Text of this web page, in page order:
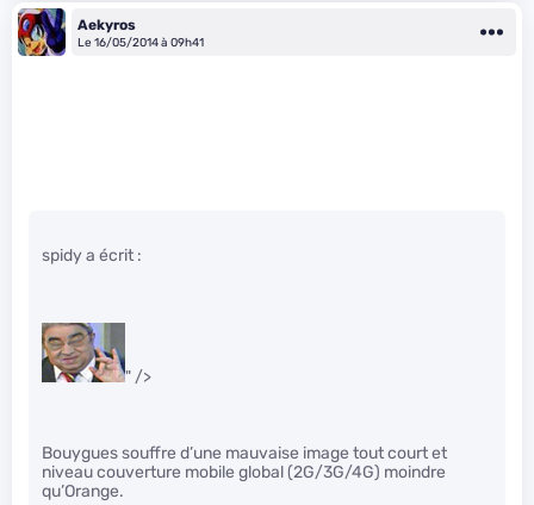
Aekyros
Le 16/05/2014 à 09h41
spidy a écrit :
" />
Bouygues souffre d’une mauvaise image tout court et
niveau couverture mobile global (2G/3G/4G) moindre
qu’Orange.